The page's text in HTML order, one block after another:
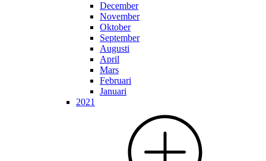
December
November
Oktober
September
Augusti
April
Mars
Februari
Januari
2021